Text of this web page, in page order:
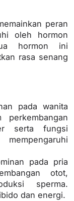
peran
oleh hormon
hormon ini
rasa senang
pada wanita
serta fungsi
pada pria
otot,
sperma.
dan energi.